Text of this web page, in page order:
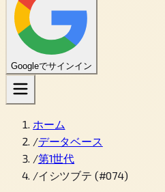
Googleでサインイン
ホーム
/データベース
/第1世代
/イシツブテ (#074)